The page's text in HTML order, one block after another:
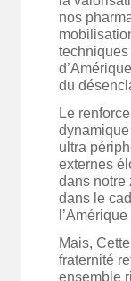
nos
du
Le
ultra
externes
dans notre
dans le
Mais,
fraternité
ensemble